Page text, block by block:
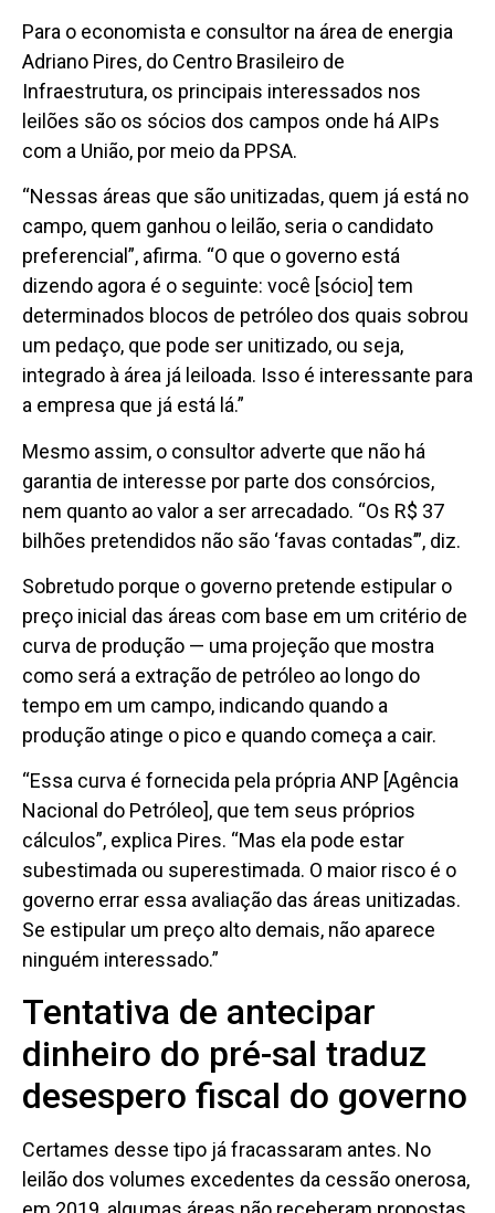
Para o economista e consultor na área de energia
Adriano Pires, do Centro Brasileiro de
Infraestrutura, os principais interessados nos
leilões são os sócios dos campos onde há AIPs
com a União, por meio da PPSA.
“Nessas áreas que são unitizadas, quem já está no
campo, quem ganhou o leilão, seria o candidato
preferencial”, afirma. “O que o governo está
dizendo agora é o seguinte: você [sócio] tem
determinados blocos de petróleo dos quais sobrou
um pedaço, que pode ser unitizado, ou seja,
integrado à área já leiloada. Isso é interessante para
a empresa que já está lá.”
Mesmo assim, o consultor adverte que não há
garantia de interesse por parte dos consórcios,
nem quanto ao valor a ser arrecadado. “Os R$ 37
bilhões pretendidos não são ‘favas contadas’”, diz.
Sobretudo porque o governo pretende estipular o
preço inicial das áreas com base em um critério de
curva de produção — uma projeção que mostra
como será a extração de petróleo ao longo do
tempo em um campo, indicando quando a
produção atinge o pico e quando começa a cair.
“Essa curva é fornecida pela própria ANP [Agência
Nacional do Petróleo], que tem seus próprios
cálculos”, explica Pires. “Mas ela pode estar
subestimada ou superestimada. O maior risco é o
governo errar essa avaliação das áreas unitizadas.
Se estipular um preço alto demais, não aparece
ninguém interessado.”
Tentativa de antecipar
dinheiro do pré-sal traduz
desespero fiscal do governo
Certames desse tipo já fracassaram antes. No
leilão dos volumes excedentes da cessão onerosa,